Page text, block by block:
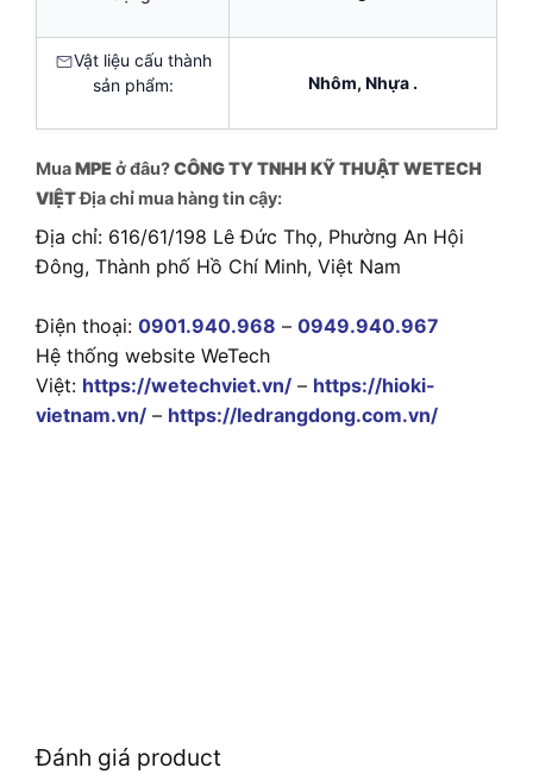
Vật liệu cấu thành
sản phẩm:
Nhôm, Nhựa .
MuaMPEở đâu?CÔNG TY TNHH KỸ THUẬT WETECH
VIỆTĐịa chỉ mua hàng tin cậy:
Địa chỉ: 616/61/198 Lê Đức Thọ, Phường An Hội
Đông, Thành phố Hồ Chí Minh, Việt Nam
Điện thoại: 0901.940.968 – 0949.940.967
Hệ thống website WeTech
Việt: https://wetechviet.vn/ – https://hioki-
vietnam.vn/ – https://ledrangdong.com.vn/
Đánh giá product